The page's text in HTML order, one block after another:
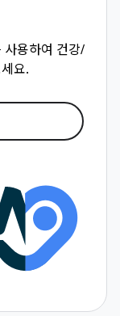
사용하여 건강/
요.